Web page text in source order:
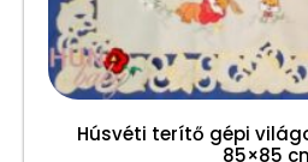
Húsvéti terítő gépi
85×85